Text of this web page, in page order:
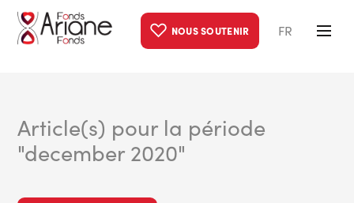
NOUS SOUTENIR FR
Article(s) pour la période
"december 2020"